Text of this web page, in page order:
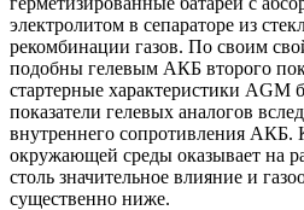
электролитом в сепараторе из
рекомбинации газов. По своим
подобны гелевым АКБ второго
стартерные характеристики AGM
показатели гелевых аналогов
внутреннего сопротивления АКБ.
окружающей среды оказывает на
столь значительное влияние и
существенно ниже.